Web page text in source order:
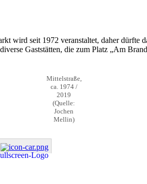
wird seit 1972 veranstaltet, daher dürfte
Gaststätten, die zum Platz „Am
Mittelstraße,
ca. 1974 /
2019
(Quelle:
Jochen
Mellin)